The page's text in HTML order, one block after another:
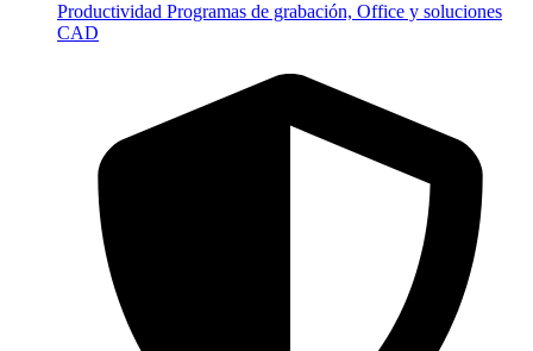
Productividad Programas de grabación, Office y soluciones
CAD